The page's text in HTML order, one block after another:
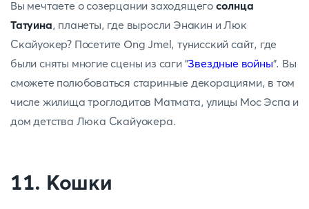
Вы мечтаете о созерцании заходящего солнца
Татуина, планеты, где выросли Энакин и Люк
Скайуокер? Посетите Ong Jmel, тунисский сайт, где
были сняты многие сцены из саги "Звездные войны". Вы
сможете полюбоваться старинные декорациями, в том
числе жилища троглодитов Матмата, улицы Мос Эспа и
дом детства Люка Скайуокера.
11. Кошки